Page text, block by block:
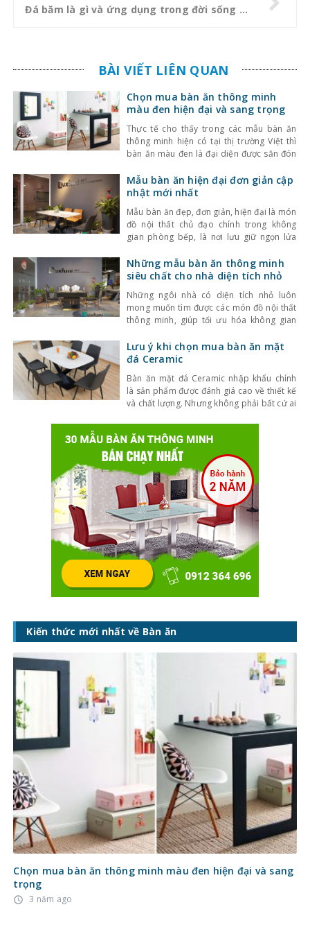
Đá băm là gì và ứng dụng trong đời sống như thế nào?
BÀI VIẾT LIÊN QUAN
Chọn mua bàn ăn thông minh
màu đen hiện đại và sang trọng
Thực tế cho thấy trong các mẫu bàn ăn
thông minh hiện có tại thị trường Việt thì
bàn ăn màu đen là đại diện được săn đón
hút khó hiểu của bàn ăn thông minh màu
đen? Chúng ta hãy cùng tham khảo bài
Mẫu bàn ăn hiện đại đơn giản cập
nhật mới nhất
Mẫu bàn ăn đẹp, đơn giản, hiện đại là món
đồ nội thất chủ đạo chính trong không
gian phòng bếp, là nơi lưu giữ ngọn lửa
mẫu bàn ăn thích hợp để có những bữa ăn
ngon, ấm cúng là một việc rất quan trọng.
Những mẫu bàn ăn thông minh
siêu chất cho nhà diện tích nhỏ
Những ngôi nhà có diện tích nhỏ luôn
mong muốn tìm được các món đồ nội thất
thông minh, giúp tối ưu hóa không gian
Những mẫu bàn ăn thông minh là một
trong những đồ nội thất như vậy. Để biết
Lưu ý khi chọn mua bàn ăn mặt
đá Ceramic
Bàn ăn mặt đá Ceramic nhập khẩu chính
là sản phẩm được đánh giá cao về thiết kế
và chất lượng. Nhưng không phải bất cứ ai
đây của kinhnghiemlamnha.net sẽ tư vấn
để bạn có được
Kiến thức mới nhất về Bàn ăn
Chọn mua bàn ăn thông minh màu đen hiện đại và sang
trọng
access_time 3 năm ago